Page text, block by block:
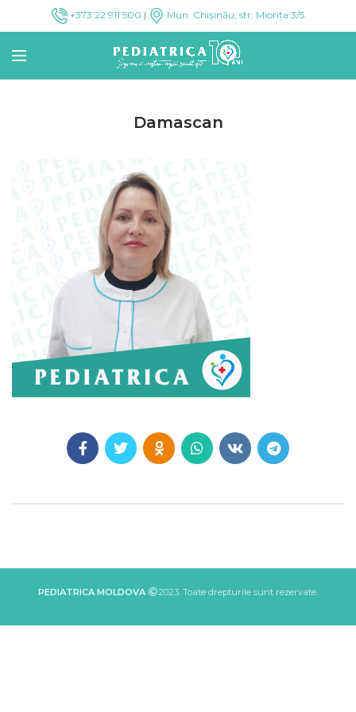
+373 22 911 500 | Mun. Chișinău, str. Miorița 3/5
Damascan
PEDIATRICA MOLDOVA 2023. Toate drepturile sunt rezervate.